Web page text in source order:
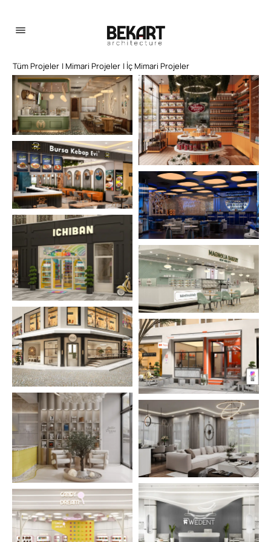
Projeler
Hakkımızda
İletişim
Tüm Projeler | Mimari Projeler | İç Mimari Projeler